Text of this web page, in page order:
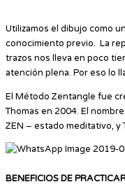
Utilizamos el dibujo como
conocimiento previo. La
trazos nos lleva en poco
atención plena. Por eso lo
El Método Zentangle fue
Thomas en 2004. El
ZEN – estado meditativo, y
BENEFICIOS DE